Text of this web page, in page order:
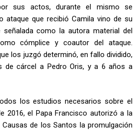
sus actos, durante el mismo se
ataque que recibió Camila vino de su
señalada como la autora material del
cómplice y coautor del ataque.
los juzgó determinó, en fallo dividido,
de cárcel a Pedro Oris, y a 6 años a
los estudios necesarios sobre el
2016, el Papa Francisco autorizó a la
de los Santos la promulgación